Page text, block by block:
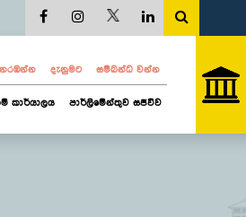
දැනුමට සම්බන්ධ වන්න
කාර්යාලය පාර්ලිමේන්තුව සජීවීව